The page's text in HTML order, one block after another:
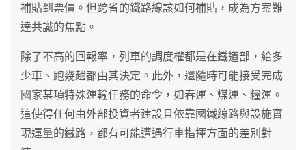
補貼到票價。但跨省的鐵路線該如何補貼，成為方案難
達共識的焦點。
除了不高的回報率，列車的調度權都是在鐵道部，給多
少車、跑幾趟都由其決定。此外，還隨時可能接受完成
國家某項特殊運輸任務的命令，如春運、煤運、糧運。
這使得任何由外部投資者建設且依靠國鐵線路與設施實
現運量的鐵路，都有可能遭遇行車指揮方面的差別對